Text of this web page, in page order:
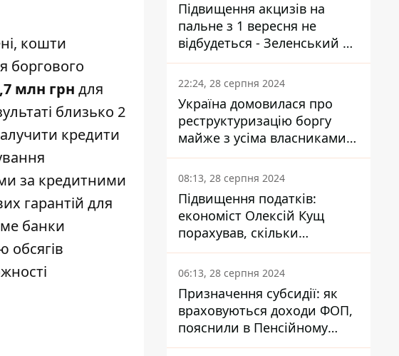
кошти
боргового
млн грн для
близько 2
кредити
за кредитними
гарантій для
банки
обсягів
Підвищення акцизів на
пальне з 1 вересня не
відбудеться - Зеленський не
підписав закон
22:24, 28 серпня 2024
Україна домовилася про
реструктуризацію боргу
майже з усіма власниками
єврооблігацій: що це
означає для країни
08:13, 28 серпня 2024
Підвищення податків:
економіст Олексій Кущ
порахував, скільки
заплатить кожен українець
06:13, 28 серпня 2024
Призначення субсидії: як
враховуються доходи ФОП,
пояснили в Пенсійному
фонді